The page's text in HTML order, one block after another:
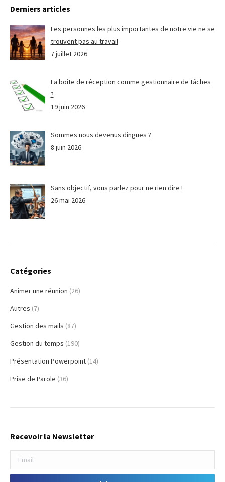
Derniers articles
Les personnes les plus importantes de notre vie ne se
trouvent pas au travail
7 juillet 2026
La boite de réception comme gestionnaire de tâches
?
19 juin 2026
Sommes nous devenus dingues ?
8 juin 2026
Sans objectif, vous parlez pour ne rien dire !
26 mai 2026
Catégories
Animer une réunion (26)
Autres (7)
Gestion des mails (87)
Gestion du temps (190)
Présentation Powerpoint (14)
Prise de Parole (36)
Recevoir la Newsletter